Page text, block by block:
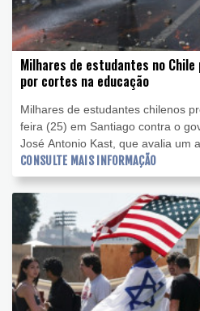
Milhares de estudantes no
por cortes na educação
Milhares de estudantes chilenos
feira (25) em Santiago contra o
José Antonio Kast, que avalia um
universidades após reduzir o
Educação, constatou a AFP.
CONSULTE MAIS INFORMAÇÃO